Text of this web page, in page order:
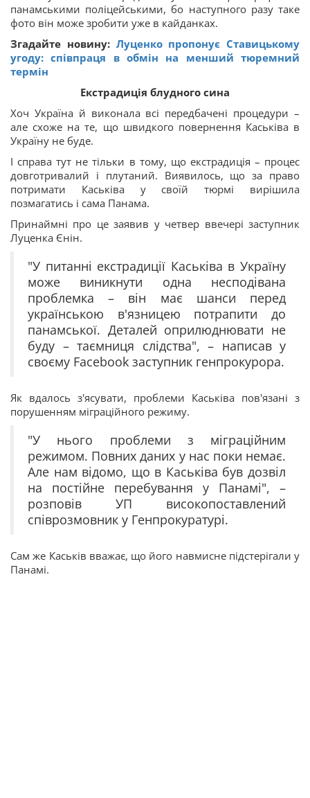
панамськими поліцейськими, бо наступного разу таке
фото він може зробити уже в кайданках.
Згадайте новину: Луценко пропонує Ставицькому
угоду: співпраця в обмін на менший тюремний
термін
Екстрадиція блудного сина
Хоч Україна й виконала всі передбачені процедури –
але схоже на те, що швидкого повернення Каськіва в
Україну не буде.
І справа тут не тільки в тому, що екстрадиція – процес
довготривалий і плутаний. Виявилось, що за право
потримати Каськіва у своїй тюрмі вирішила
позмагатись і сама Панама.
Принаймні про це заявив у четвер ввечері заступник
Луценка Єнін.
"У питанні екстрадиції Каськіва в Україну
може виникнути одна несподівана
проблемка – він має шанси перед
українською в'язницею потрапити до
панамської. Деталей оприлюднювати не
буду – таємниця слідства", – написав у
своєму Facebook заступник генпрокурора.
Як вдалось з'ясувати, проблеми Каськіва пов'язані з
порушенням міграційного режиму.
"У нього проблеми з міграційним
режимом. Повних даних у нас поки немає.
Але нам відомо, що в Каськіва був дозвіл
на постійне перебування у Панамі", –
розповів УП високопоставлений
співрозмовник у Генпрокуратурі.
Сам же Каськів вважає, що його навмисне підстерігали у
Панамі.